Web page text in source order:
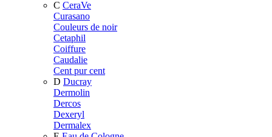
C CeraVe
Curasano
Couleurs de noir
Cetaphil
Coiffure
Caudalie
Cent pur cent
D Ducray
Dermolin
Dercos
Dexeryl
Dermalex